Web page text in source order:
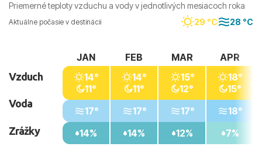
Priemerné teploty vzduchu a vody v jednotlivých mesiacoch roka
Aktuálne počasie v destinácii 29 °C 28 °C
Vzduch
Voda
Zrážky
JAN
14°
11°
17°
14%
FEB
14°
11°
17°
14%
MAR
15°
12°
17°
12%
APR
18°
15°
18°
7%